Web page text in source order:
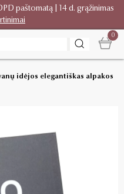
paštomatą | 14 d. grąžinimas
0
idėjos elegantiškas alpakos